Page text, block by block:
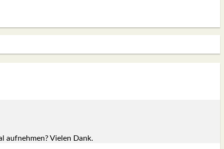
auf­neh­men? Vie­len Dank.